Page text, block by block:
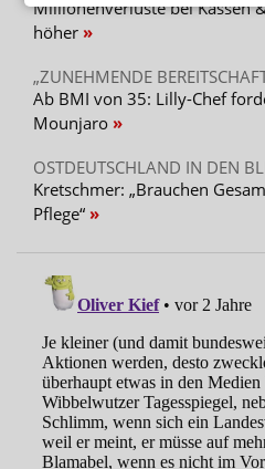
Millionenverluste bei Kassen
höher
„ZUNEHMENDE
Ab BMI von 35: Lilly-Chef
Mounjaro
OSTDEUTSCHLAND IN DEN
Kretschmer: „Brauchen
Pflege“